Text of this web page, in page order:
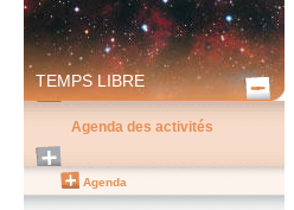
TEMPS LIBRE
Agenda des activités
Agenda